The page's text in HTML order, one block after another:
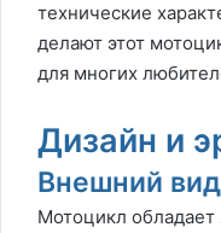
технические
делают этот
для многих
Дизайн и
Внешний
Мотоцикл